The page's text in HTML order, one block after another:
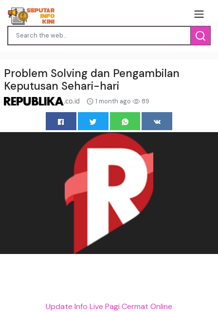
Problem Solving dan Pengambilan
Keputusan Sehari-hari
1 month ago 89
Update Info Live Pagi Cermat Online